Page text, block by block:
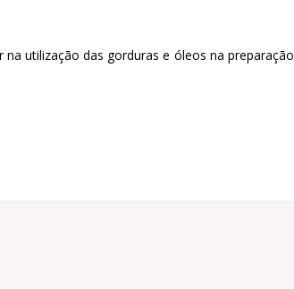
na utilização das gorduras e óleos na preparação